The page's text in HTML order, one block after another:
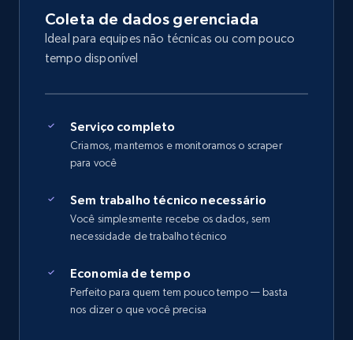
Coleta de dados gerenciada
Ideal para equipes não técnicas ou com pouco
tempo disponível
Serviço completo
Criamos, mantemos e monitoramos o scraper
para você
Sem trabalho técnico necessário
Você simplesmente recebe os dados, sem
necessidade de trabalho técnico
Economia de tempo
Perfeito para quem tem pouco tempo — basta
nos dizer o que você precisa